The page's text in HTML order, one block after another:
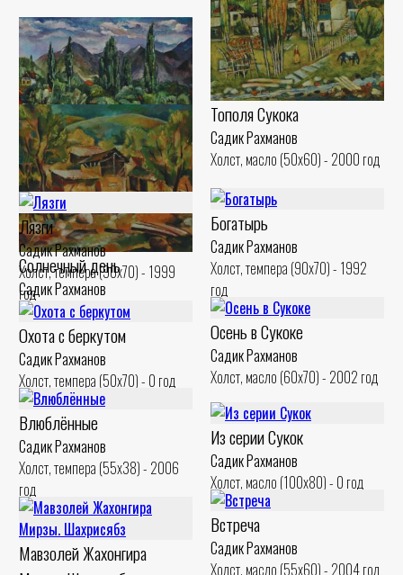
Тополя Сукока
Садик Рахманов
Холст, масло (50x60) - 2000 год
Облачный день
Садик Рахманов
Холст, масло (50x60) - 2000 год
Солнечный день
Садик Рахманов
Холст, масло (51x60) - 2003 год
Богатырь
Садик Рахманов
Холст, темпера (90x70) - 1992
год
Лязги
Садик Рахманов
Холст, темпера (90x70) - 1999
год
Осень в Сукоке
Садик Рахманов
Холст, масло (60x70) - 2002 год
Охота с беркутом
Садик Рахманов
Холст, темпера (50x70) - 0 год
Влюблённые
Садик Рахманов
Холст, темпера (55x38) - 2006
год
Из серии Сукок
Садик Рахманов
Холст, масло (100x80) - 0 год
Встреча
Садик Рахманов
Холст, масло (55x60) - 2004 год
Мавзолей Жахонгира